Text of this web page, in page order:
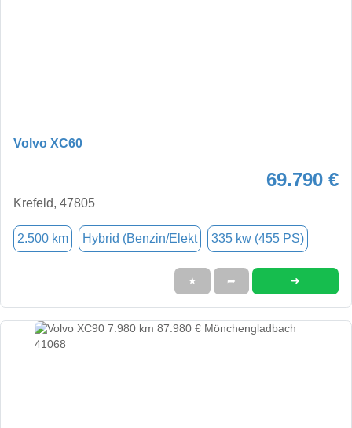
Volvo XC60
69.790 €
Krefeld, 47805
2.500 km Hybrid (Benzin/Elekt 335 kw (455 PS)
★ ➦ ➜